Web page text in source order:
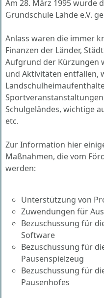
Am 28. März 1995 wurde
Grundschule Lahde e.V.
Anlass waren die immer
Finanzen der Länder,
Aufgrund der Kürzungen
und Aktivitäten entfallen,
Schulgeländes, wichtige
etc.
Zur Information hier
Maßnahmen, die vom
werden:
Unterstützung von
Zuwendungen für
Bezuschussung für
Software
Bezuschussung für
Pausenspielzeug
Bezuschussung für
Pausenhofes